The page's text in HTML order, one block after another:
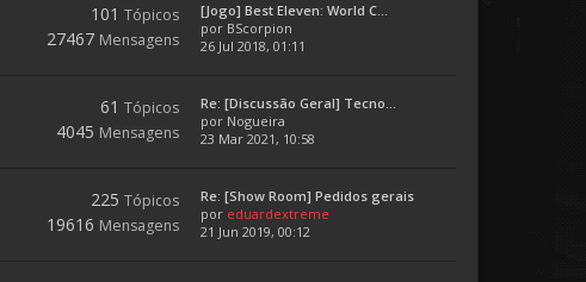
101 Tópicos
27467 Mensagens
[Jogo] Best Eleven: World C...
por BScorpion
26 Jul 2018, 01:11
61 Tópicos
4045 Mensagens
Re: [Discussão Geral] Tecno...
por Nogueira
23 Mar 2021, 10:58
225 Tópicos
19616 Mensagens
Re: [Show Room] Pedidos gerais
por eduardextreme
21 Jun 2019, 00:12